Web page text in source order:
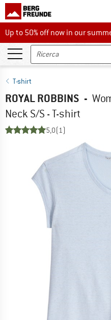
Up to 50% off now in our
Up to 50% off now in our
T-shirt
ROYAL ROBBINS -
Neck S/S - T-shirt
5,0(1)